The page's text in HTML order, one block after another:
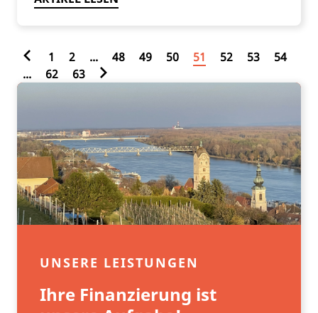
1 2 ... 48 49 50 51 52 53
54
...
62 63
UNSERE LEISTUNGEN
Ihre Finanzierung ist